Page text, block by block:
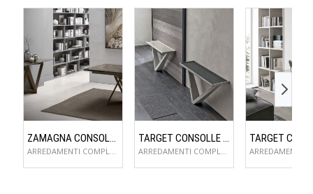
ZAMAGNA CONSOLLE FLAME
ARREDAMENTI COMPLEMENTI D'ARREDO
TARGET CONSOLLE KIRA
ARREDAMENTI COMPLEMENTI D'ARREDO